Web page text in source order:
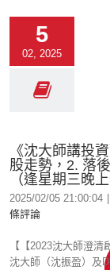
5
02, 2025
《沈大師講投
股走勢，2. 落
（逢星期三晚
2025/02/05 21:00:04
條評論
【【2023沈大師澄清
沈大師（沈振盈）及